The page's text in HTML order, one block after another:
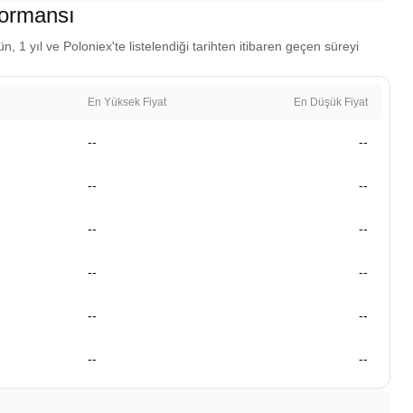
1 yıl ve Poloniex'te listelendiği tarihten itibaren geçen süreyi
En Yüksek Fiyat En Düşük Fiyat
-- --
-- --
-- --
-- --
-- --
-- --